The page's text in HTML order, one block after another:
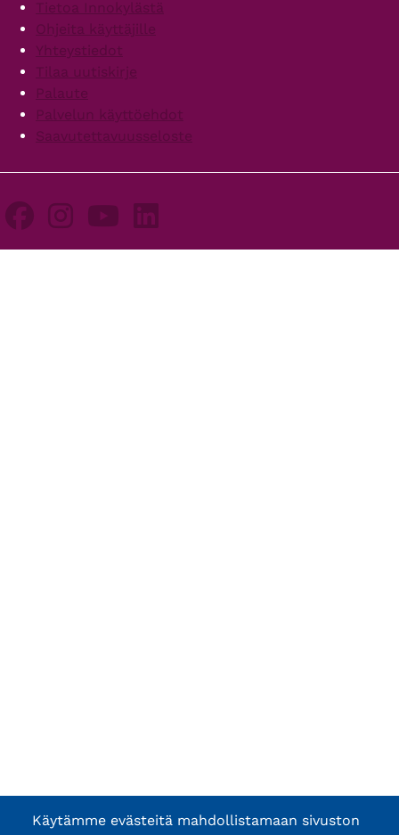
FooterTietoa Innokylästä
Ohjeita käyttäjille
Yhteystiedot
Tilaa uutiskirje
Palaute
Palvelun käyttöehdot
Saavutettavuusseloste
Käytämme evästeitä mahdollistamaan sivuston